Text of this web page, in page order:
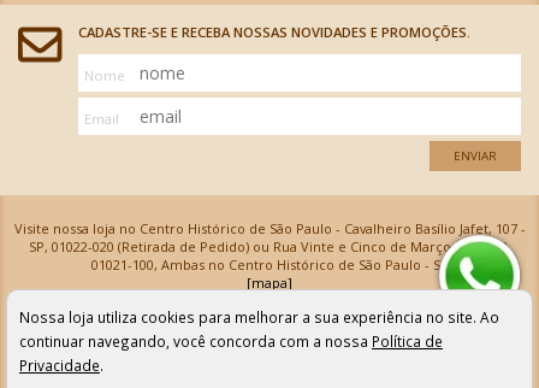
CADASTRE-SE E RECEBA NOSSAS NOVIDADES E PROMOÇÕES.
Nome
Email
ENVIAR
Visite nossa loja no Centro Histórico de São Paulo - Cavalheiro Basílio Jafet, 107 -
SP, 01022-020 (Retirada de Pedido) ou Rua Vinte e Cinco de Março, 576 - SP,
01021-100, Ambas no Centro Histórico de São Paulo - SP
[mapa]
Armarinhos Santa Cecília Ltda | CNPJ: 61.069.639/0001-18
Os preços e as condições de pagamento apresentadas na loja virtual não valem para nossa loja física e
podem sofrer alterações sem aviso prévio. Vendas com cartão de crédito sujeitas a análise e
confirmação de dados.
Nossa loja utiliza cookies para melhorar a sua experiência no site. Ao
continuar navegando, você concorda com a nossa Política de
Privacidade.